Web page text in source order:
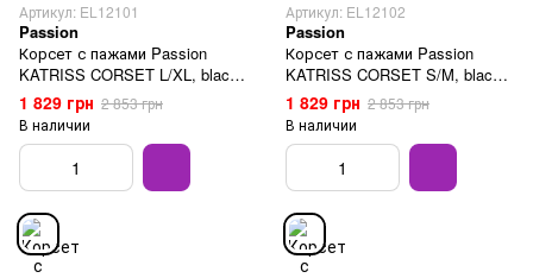
Артикул: EL12101
Passion
Корсет с пажами Passion
KATRISS CORSET L/XL, black,
трусики, шнуровка
1 829 грн 2 853 грн
В наличии
Артикул: EL12102
Passion
Корсет с пажами Passion
KATRISS CORSET S/M, black,
трусики, шнуровка
1 829 грн 2 853 грн
В наличии